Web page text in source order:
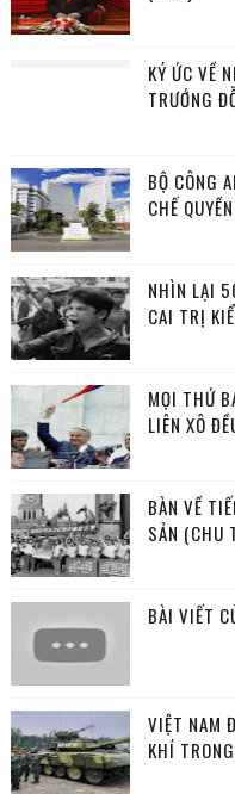
KÝ ỨC VỀ
TRƯỚNG
BỘ CÔNG
CHẾ
NHÌN LẠI
CAI TRỊ
MỌI THỨ
LIÊN XÔ
BÀN VỀ
SẢN (CHU
BÀI VIẾT
VIỆT NAM
KHÍ